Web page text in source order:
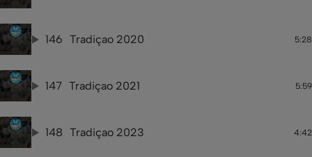
146 Tradiçao 2020 5:28
147 Tradiçao 2021 5:59
148 Tradiçao 2023 4:42